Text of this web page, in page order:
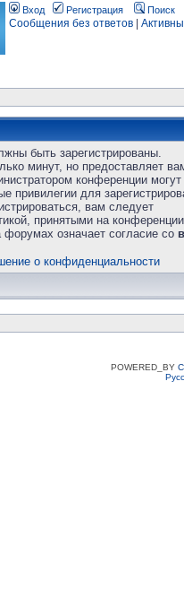
Вход Регистрация Поиск
Сообщения без ответов
быть зарегистрированы.
минут, но предоставляет
конференции
привилегии для
вам следует
принятыми на
означает согласие со
о конфиденциальности
POWERED_BY